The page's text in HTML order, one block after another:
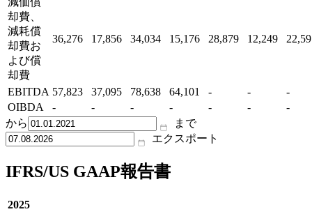
却費、
減耗償
却費お
よび償
却費
36,276 17,856 34,034 15,176 28,879 12,249
EBITDA 57,823 37,095 78,638 64,101 - -
-
OIBDA
- - - - - -
-
から
まで
エクスポート
IFRS/US GAAP報告書
2025